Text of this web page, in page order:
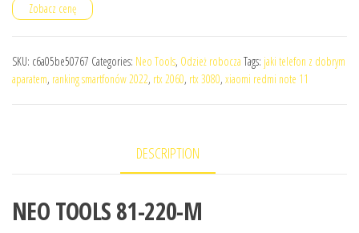
Zobacz cenę
SKU: c6a05be50767 Categories: Neo Tools, Odzież robocza Tags: jaki telefon z dobrym
aparatem, ranking smartfonów 2022, rtx 2060, rtx 3080, xiaomi redmi note 11
DESCRIPTION
NEO TOOLS 81-220-M